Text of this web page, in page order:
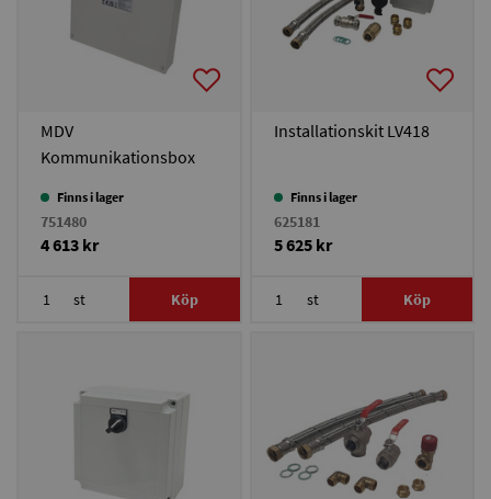
MDV
Kommunikationsbox
Finns i lager
751480
4 613 kr
st Köp
Installationskit LV418
Finns i lager
625181
5 625 kr
st Köp